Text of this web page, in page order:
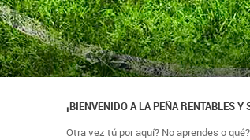
¡BIENVENIDO A LA PEÑA RENTABLES Y
Otra vez tú por aquí? No aprendes o